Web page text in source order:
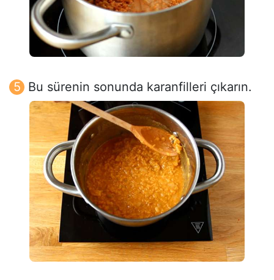
Bu sürenin sonunda karanfilleri çıkarın.